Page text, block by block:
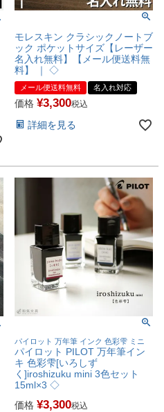
モレスキン クラシックノートブ
ック ポケットサイズ【レーザー
名入れ無料】【メール便送料無
料】 ｜ ◇
メール便送料無料 名入れ対応
価格 ¥3,300税込
詳細を見る
パイロット 万年筆 インク 色彩雫 ミニ
パイロット PILOT 万年筆イン
キ 色彩雫[いろしず
く]iroshizuku mini 3色セット
15ml×3 ◇
価格 ¥3,300税込